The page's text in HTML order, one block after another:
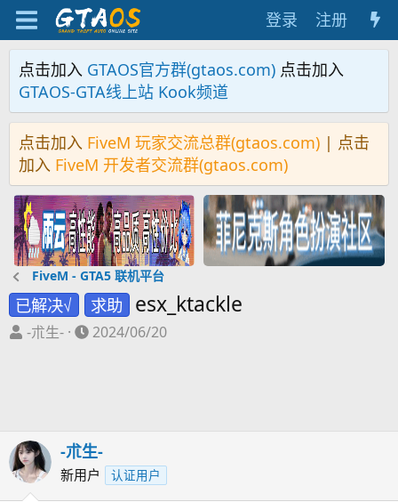
登录 注册
点击加入 GTAOS官方群(gtaos.com) 点击加入
GTAOS-GTA线上站 Kook频道
点击加入 FiveM 玩家交流总群(gtaos.com) | 点击
加入 FiveM 开发者交流群(gtaos.com)
FiveM - GTA5 联机平台
已解决√ 求助 esx_ktackle
主
-朮生-
开
2024/06/20
-朮生-
新用户 认证用户